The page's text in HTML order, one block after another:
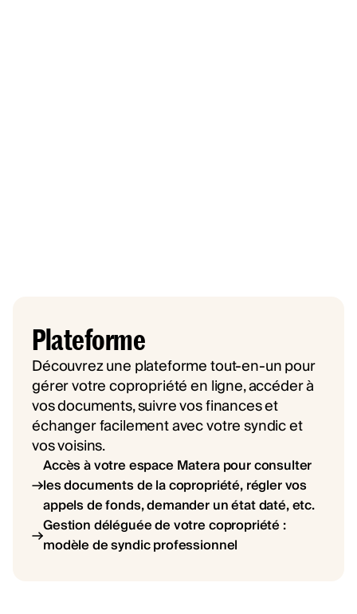
Plateforme
Découvrez une plateforme tout-en-un pour
gérer votre copropriété en ligne, accéder à
vos documents, suivre vos finances et
échanger facilement avec votre syndic et
vos voisins.
Accès à votre espace Matera pour consulter
les documents de la copropriété, régler vos
appels de fonds, demander un état daté, etc.
Gestion déléguée de votre copropriété :
modèle de syndic professionnel